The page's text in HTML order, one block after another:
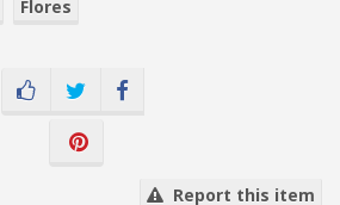
Flores
Report this item